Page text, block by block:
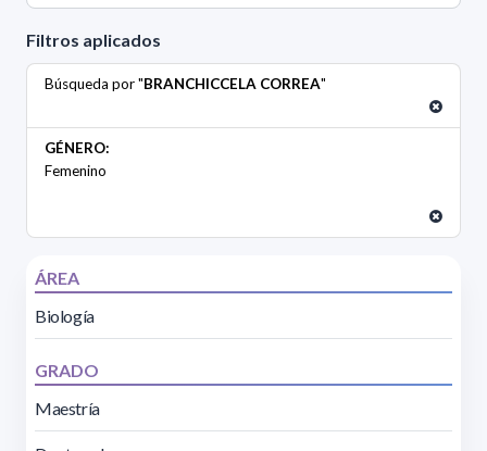
Filtros aplicados
Búsqueda por "BRANCHICCELA CORREA"
GÉNERO:
Femenino
ÁREA
Biología
GRADO
Maestría